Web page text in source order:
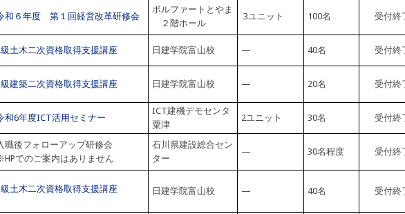
和６年度 第１回経営改革研修会
ボルファートとやま
２階ホール
3ユニット 100名 受付終
土木二次資格取得支援講座 日建学院富山校 — 40名 受付終
建築二次資格取得支援講座 日建学院富山校 — 20名 受付終
和6年度ICT活用セミナー
ICT建機デモセンタ
粟津
2ユニット 30名 受付終
職後フォローアップ研修会
でのご案内はありません
石川県建設総合セン
ター
— 30名程度 受付終
土木二次資格取得支援講座 日建学院富山校 — 40名 受付終